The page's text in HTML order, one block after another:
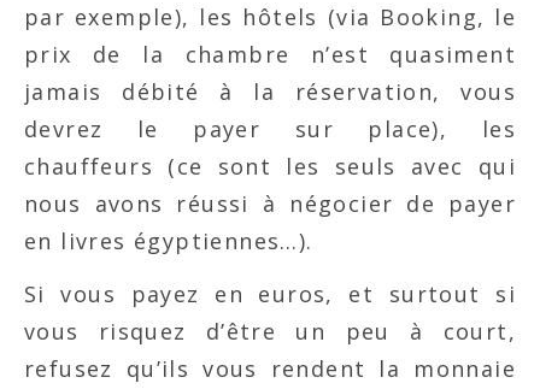
par exemple), les hôtels (via Booking, le
prix de la chambre n’est quasiment
jamais débité à la réservation, vous
devrez le payer sur place), les
chauffeurs (ce sont les seuls avec qui
nous avons réussi à négocier de payer
en livres égyptiennes…).
Si vous payez en euros, et surtout si
vous risquez d’être un peu à court,
refusez qu’ils vous rendent la monnaie